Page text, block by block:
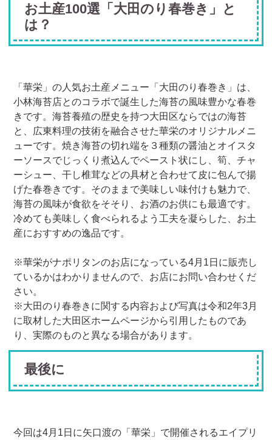
お土産100選「大田のり春巻き」と
は？
「華栄」の人気お土産メニュー「大田のり春巻き」は、
小林海苔店とのコラボで誕生した海苔の風味豊かな春巻
きです。海苔養殖の歴史を持つ大田区ならではの海苔
と、広東料理の技術を融合させた華栄のオリジナルメニ
ューです。焼き海苔の切れ端を３種類の醤油とオイスタ
ーソースでじっくり煮込んでペースト状にし、筍、チャ
ーシュー、干し椎茸などの具材と合わせて皮に包んで揚
げた春巻きです。そのままで美味しい味付けも魅力で、
海苔の風味が食欲をそそり、お酒のお供にも最適です。
冷めても美味しく食べられるよう工夫を凝らした、お土
産におすすめの逸品です。
※華栄がナポリタンのお店になっている4月1日に販売し
ているかはわかりませんので、お店にお問い合わせくだ
さい。
※大田のり春巻きに関する内容および写真は令和2年3月
に取材した大田区ホームページから引用したものであ
り、実際のものと異なる場合があります。
最後に
今回は4月1日に矢口渡の「華栄」で開催されるエイプリ